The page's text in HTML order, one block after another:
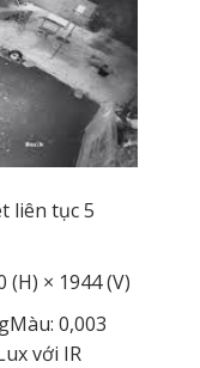
liên tục 5
(H) × 1944 (V)
Màu: 0,003
với IR